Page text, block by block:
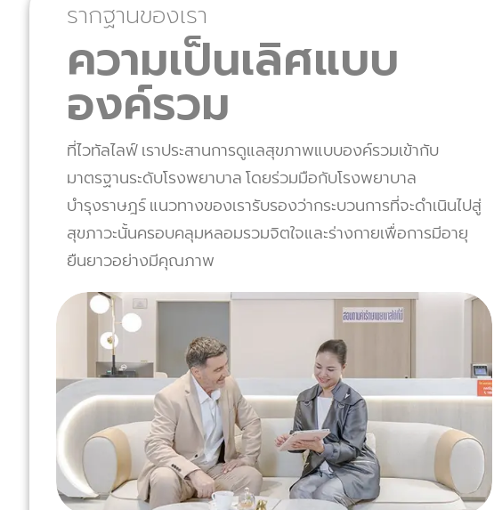
รากฐานของเรา
ความเป็นเลิศแบบ
องค์รวม
ที่ไวทัลไลฟ์ เราประสานการดูแลสุขภาพแบบองค์รวมเข้ากับ
มาตรฐานระดับโรงพยาบาล โดยร่วมมือกับโรงพยาบาล
บำรุงราษฎร์ แนวทางของเรารับรองว่ากระบวนการที่จะดำเนินไปสู่
สุขภาวะนั้นครอบคลุมหลอมรวมจิตใจและร่างกายเพื่อการมีอายุ
ยืนยาวอย่างมีคุณภาพ